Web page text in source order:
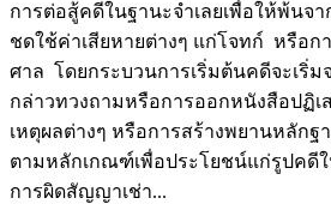
การต่อสู้คดีในฐานะจำเลยเพื่อให้พ้นจ
ชดใช้ค่าเสียหายต่างๆ แก่โจทก์ หรือก
ศาล โดยกระบวนการเริ่มต้นคดีจะเริ่
กล่าวทวงถามหรือการออกหนังสือปฏิเ
เหตุผลต่างๆ หรือการสร้างพยานหลัก
ตามหลักเกณฑ์เพื่อประโยชน์แก่รูปคดี
การผิดสัญญาเช่า...